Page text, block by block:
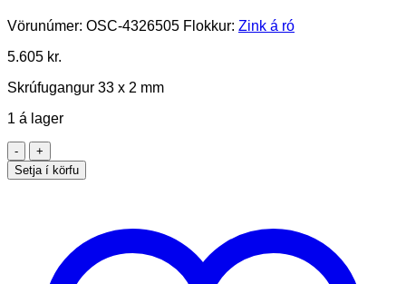
Vörunúmer: OSC-4326505 Flokkur: Zink á ró
5.605 kr.
Skrúfugangur 33 x 2 mm
1 á lager
Zink
á
ró
Setja í körfu